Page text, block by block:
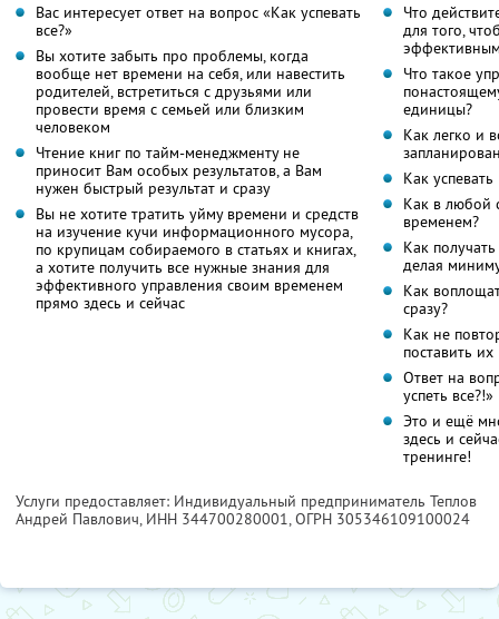
Вас интересует ответ на вопрос «Как успевать
все?»
Вы хотите забыть про проблемы, когда
вообще нет времени на себя, или навестить
родителей, встретиться с друзьями или
провести время с семьей или близким
человеком
Чтение книг по тайм-менеджменту не
приносит Вам особых результатов, а Вам
нужен быстрый результат и сразу
Вы не хотите тратить уйму времени и средств
на изучение кучи информационного мусора,
по крупицам собираемого в статьях и книгах,
а хотите получить все нужные знания для
эффективного управления своим временем
прямо здесь и сейчас
Что
для того,
Что такое
единицы?
Как легко и
Как
Как в любой
временем?
Как
делая
Как
сразу?
Как не
поставить
Ответ на
успеть все?!»
Это и ещё
здесь и
тренинге!
Услуги предоставляет: Индивидуальный предприниматель Теплов
Андрей Павлович, ИНН 344700280001, ОГРН 305346109100024